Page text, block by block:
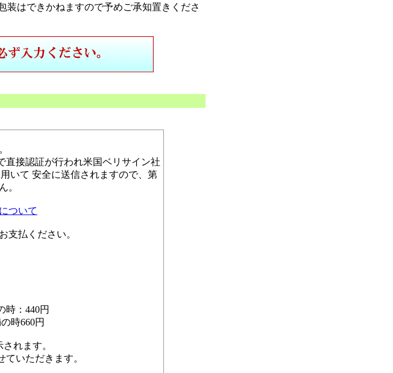
装はできかねますので予めご承知置きくださ
直接認証が行われ米国ベリサイン社
いて 安全に送信されますので、第
。
ついて
支払ください。
時：440円
時660円
れます。
いただきます。